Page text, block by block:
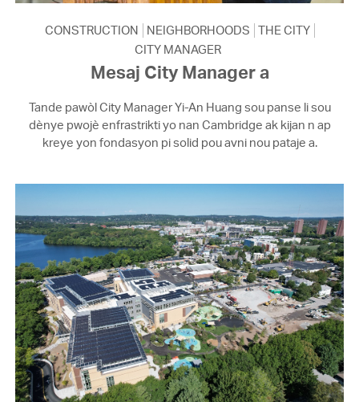
CONSTRUCTION NEIGHBORHOODS THE CITY
CITY MANAGER
Mesaj City Manager a
Tande pawòl City Manager Yi-An Huang sou panse li sou
dènye pwojè enfrastrikti yo nan Cambridge ak kijan n ap
kreye yon fondasyon pi solid pou avni nou pataje a.